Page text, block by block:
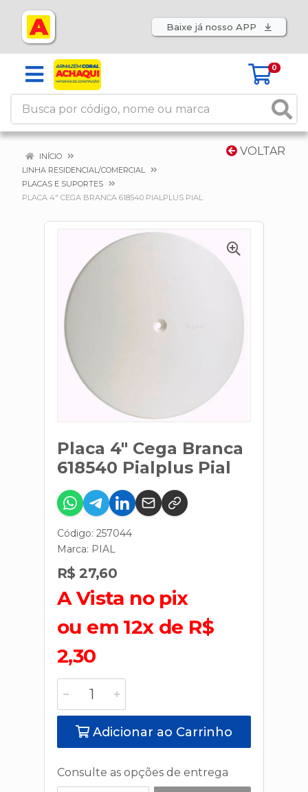
Baixe já nosso APP
0
VOLTAR
INÍCIO
LINHA RESIDENCIAL/COMERCIAL
PLACAS E SUPORTES
PLACA 4" CEGA BRANCA 618540 PIALPLUS PIAL
Placa 4" Cega Branca
618540 Pialplus Pial
Código: 257044
Marca: PIAL
R$ 27,60
A Vista no pix
ou em 12x de R$
2,30
Adicionar ao Carrinho
Consulte as opções de entrega